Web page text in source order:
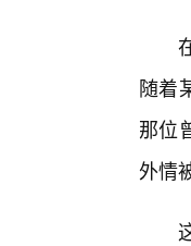
随着
那位
外情